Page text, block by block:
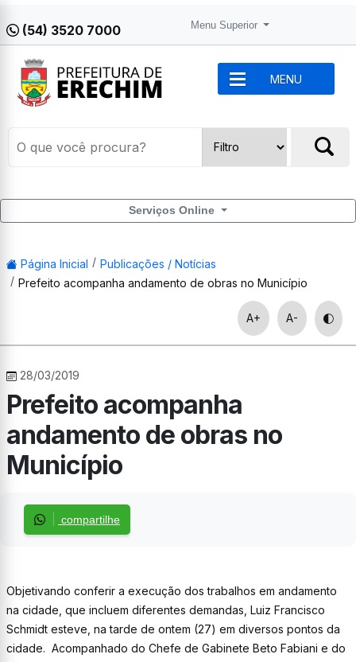
(54) 3520 7000 Menu Superior
MENU
Serviços Online
Página Inicial
Publicações / Notícias
Prefeito acompanha andamento de obras no Município
A+ A-
28/03/2019
Prefeito acompanha
andamento de obras no
Município
compartilhe
Objetivando conferir a execução dos trabalhos em andamento
na cidade, que incluem diferentes demandas, Luiz Francisco
Schmidt esteve, na tarde de ontem (27) em diversos pontos da
cidade. Acompanhado do Chefe de Gabinete Beto Fabiani e do